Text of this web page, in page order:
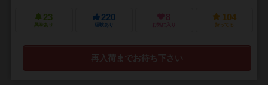
23
興味あり
220
経験あり
8
お気に入り
104
持ってる
再入荷までお待ち下さい